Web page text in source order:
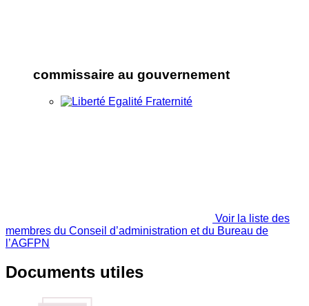
commissaire au gouvernement
Voir la liste des
membres du Conseil d’administration et du Bureau de
l’AGFPN
Documents utiles